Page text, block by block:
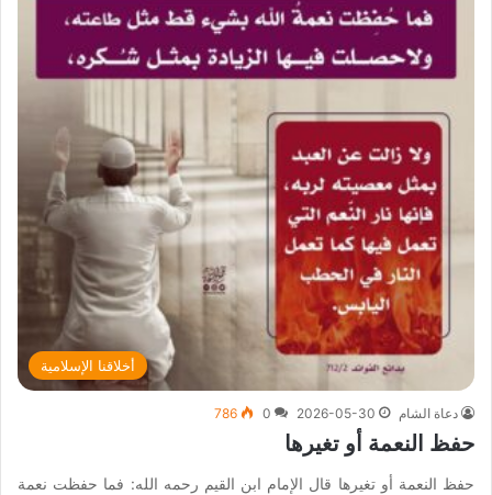
أخلاقنا الإسلامية
دعاة الشام 2026-05-30
0
786
حفظ النعمة أو تغيرها
حفظ النعمة أو تغيرها قال الإمام ابن القيم رحمه الله: فما حفظت نعمة